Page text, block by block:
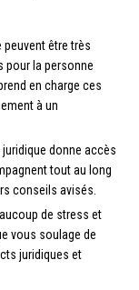
peuvent être très
pour la personne
en charge ces
à un
donne accès
tout au long
conseils avisés.
de stress et
vous soulage de
juridiques et